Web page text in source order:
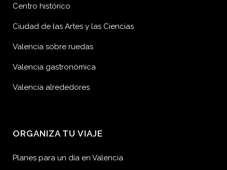
Centro histórico
Ciudad de las Artes y las Ciencias
Valencia sobre ruedas
Valencia gastronómica
Valencia alrededores
ORGANIZA TU VIAJE
Planes para un día en Valencia